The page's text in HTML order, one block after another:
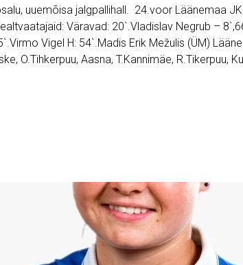
uuemõisa jalgpallihall. 24.voor Läänemaa
Väravad: 20`.Vladislav Negrub –
Vigel H: 54`.Madis Erik Mežulis (ÜM)
O.Tihkerpuu, Aasna, T.Kannimäe, R.Tikerpuu,